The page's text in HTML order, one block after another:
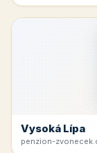
Vysoká Lípa
penzion-